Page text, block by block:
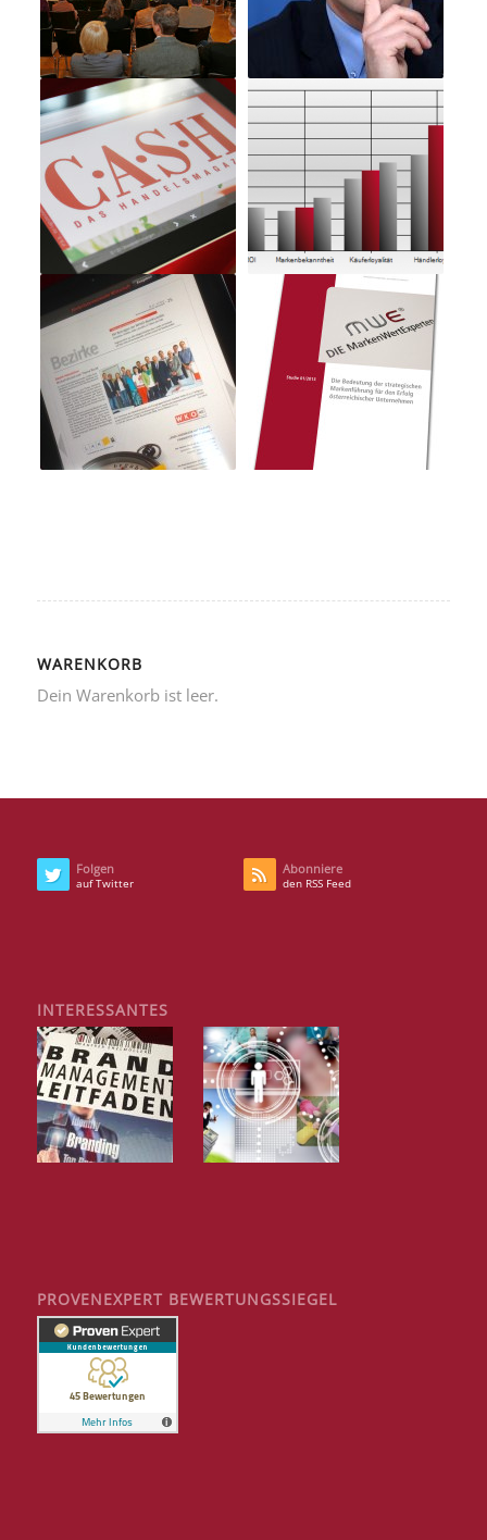
WARENKORB
Dein Warenkorb ist leer.
Folgen
auf Twitter
Abonniere
den RSS Feed
INTERESSANTES
PROVENEXPERT BEWERTUNGSSIEGEL